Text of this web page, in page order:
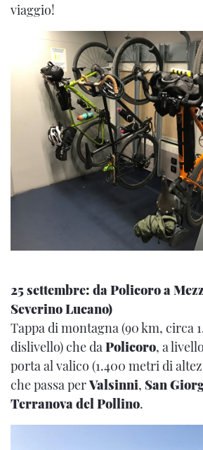
viaggio!
25 settembre: da Policoro a
Severino Lucano)
Tappa di montagna (90 km, circa
dislivello) che daPolicoro, a
porta al valico (1.400 metri di
che passa perValsinni, San
Terranova del Pollino.